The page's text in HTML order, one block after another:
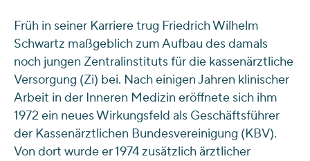
Früh in seiner Karriere trug Friedrich Wilhelm
Schwartz maßgeblich zum Aufbau des damals
noch jungen Zentralinstituts für die kassenärztliche
Versorgung (Zi) bei. Nach einigen Jahren klinischer
Arbeit in der Inneren Medizin eröffnete sich ihm
1972 ein neues Wirkungsfeld als Geschäftsführer
der Kassenärztlichen Bundesvereinigung (KBV).
Von dort wurde er 1974 zusätzlich ärztlicher